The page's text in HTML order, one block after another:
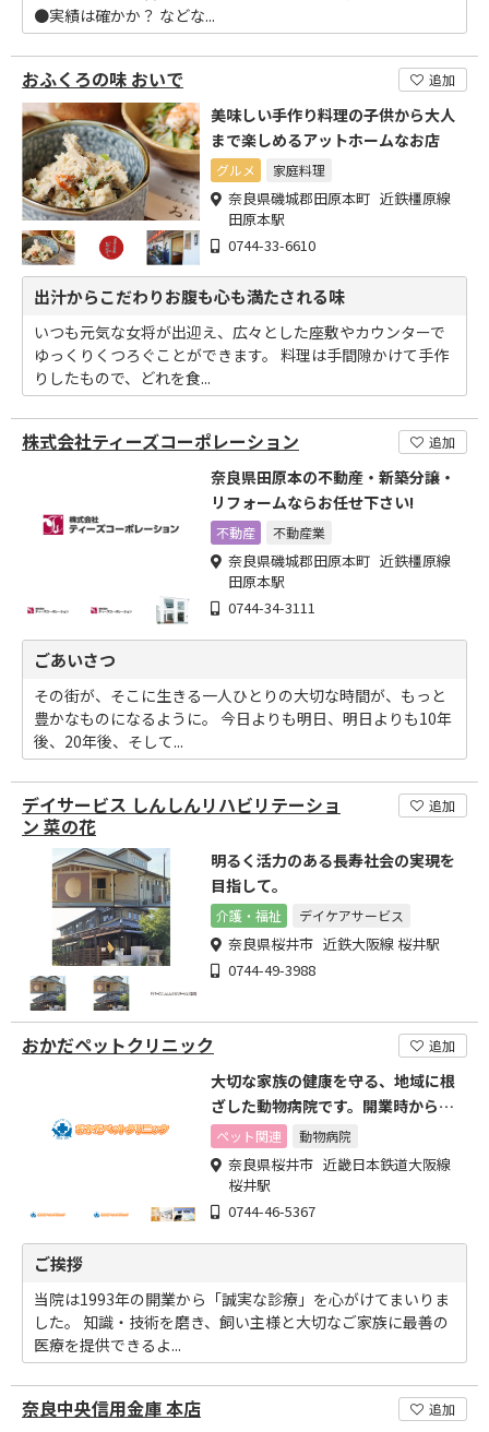
●実績は確かか？ などな...
おふくろの味 おいで 追加
美味しい手作り料理の子供から大人
まで楽しめるアットホームなお店
グルメ 家庭料理
奈良県磯城郡田原本町 近鉄橿原線
田原本駅
0744-33-6610
出汁からこだわりお腹も心も満たされる味
いつも元気な女将が出迎え、広々とした座敷やカウンターで
ゆっくりくつろぐことができます。 料理は手間隙かけて手作
りしたもので、どれを食...
株式会社ティーズコーポレーション 追加
奈良県田原本の不動産・新築分譲・
リフォームならお任せ下さい!
不動産 不動産業
奈良県磯城郡田原本町 近鉄橿原線
田原本駅
0744-34-3111
ごあいさつ
その街が、そこに生きる一人ひとりの大切な時間が、もっと
豊かなものになるように。 今日よりも明日、明日よりも10年
後、20年後、そして...
デイサービス しんしんリハビリテーショ
ン 菜の花
追加
明るく活力のある長寿社会の実現を
目指して。
介護・福祉 デイケアサービス
奈良県桜井市 近鉄大阪線 桜井駅
0744-49-3988
おかだペットクリニック 追加
大切な家族の健康を守る、地域に根
ざした動物病院です。開業時から
「誠実な診療」を心がけています
ペット関連 動物病院
奈良県桜井市 近畿日本鉄道大阪線
桜井駅
0744-46-5367
ご挨拶
当院は1993年の開業から「誠実な診療」を心がけてまいりま
した。 知識・技術を磨き、飼い主様と大切なご家族に最善の
医療を提供できるよ...
奈良中央信用金庫 本店 追加